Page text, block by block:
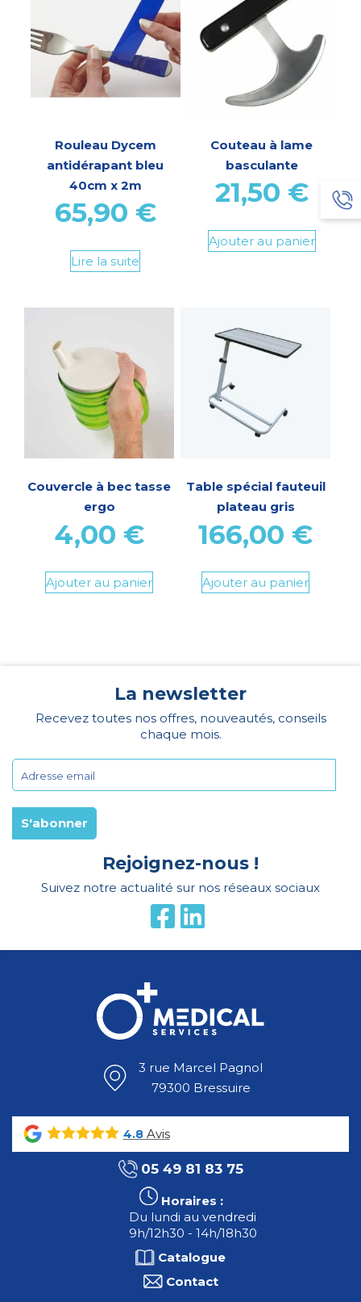
Rouleau Dycem
antidérapant bleu
40cm x 2m
65,90 €
Lire la suite
Couteau à lame
basculante
21,50 €
Ajouter au panier
Couvercle à bec tasse
ergo
4,00 €
Ajouter au panier
Table spécial fauteuil
plateau gris
166,00 €
Ajouter au panier
La newsletter
Recevez toutes nos offres, nouveautés, conseils
chaque mois.
Rejoignez-nous !
Suivez notre actualité sur nos réseaux sociaux
3 rue Marcel Pagnol
79300 Bressuire
4.8Avis
05 49 81 83 75
Horaires :
Du lundi au vendredi
9h/12h30 - 14h/18h30
Catalogue
Contact